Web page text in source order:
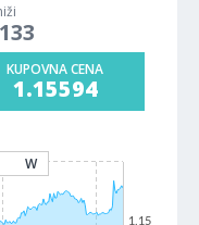
KUPOVNA CENA
1.15594
W
1.15